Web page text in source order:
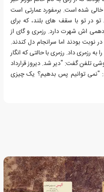
خالی شده است. برمفورد عمارتی است
در تو با سقف های بلند، که برای
اش شهرت دارد. رزمری و گای از
نوبت بودند اما سرانجام دل کندند.
رزمری داد. رزمری با حالتی که انگار
تلفن گفت: "دیر شد. دیروز قرارداد
"نمی توانیم پس بدهیم؟ یک چیزی